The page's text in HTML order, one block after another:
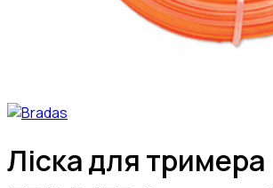
Ліска для тримера